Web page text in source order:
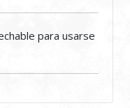
para usarse